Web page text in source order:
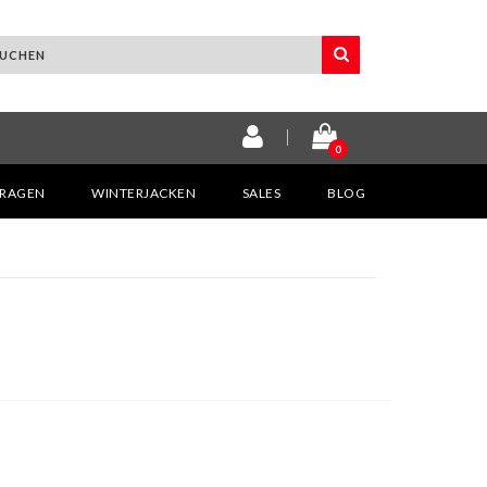
0
WINTERJACKEN SALES BLOG